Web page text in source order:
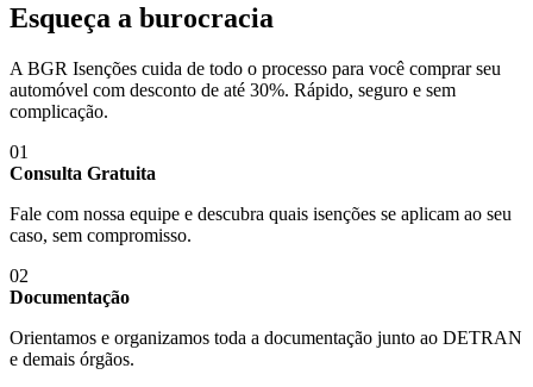
Esqueça a burocracia
A BGR Isenções cuida de todo o processo para você comprar seu
automóvel com desconto de até 30%. Rápido, seguro e sem
complicação.
01
Consulta Gratuita
Fale com nossa equipe e descubra quais isenções se aplicam ao seu
caso, sem compromisso.
02
Documentação
Orientamos e organizamos toda a documentação junto ao DETRAN
e demais órgãos.